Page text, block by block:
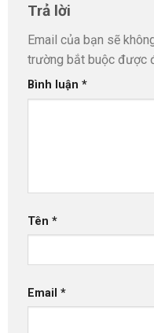
Trả lời
Email của bạn sẽ
trường bắt buộc được
Bình luận *
Tên *
Email *